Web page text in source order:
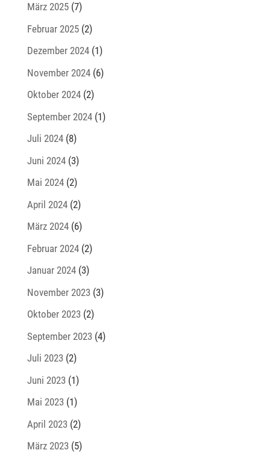
März 2025(7)
Februar 2025(2)
Dezember 2024(1)
November 2024(6)
Oktober 2024(2)
September 2024(1)
Juli 2024(8)
Juni 2024(3)
Mai 2024(2)
April 2024(2)
März 2024(6)
Februar 2024(2)
Januar 2024(3)
November 2023(3)
Oktober 2023(2)
September 2023(4)
Juli 2023(2)
Juni 2023(1)
Mai 2023(1)
April 2023(2)
März 2023(5)